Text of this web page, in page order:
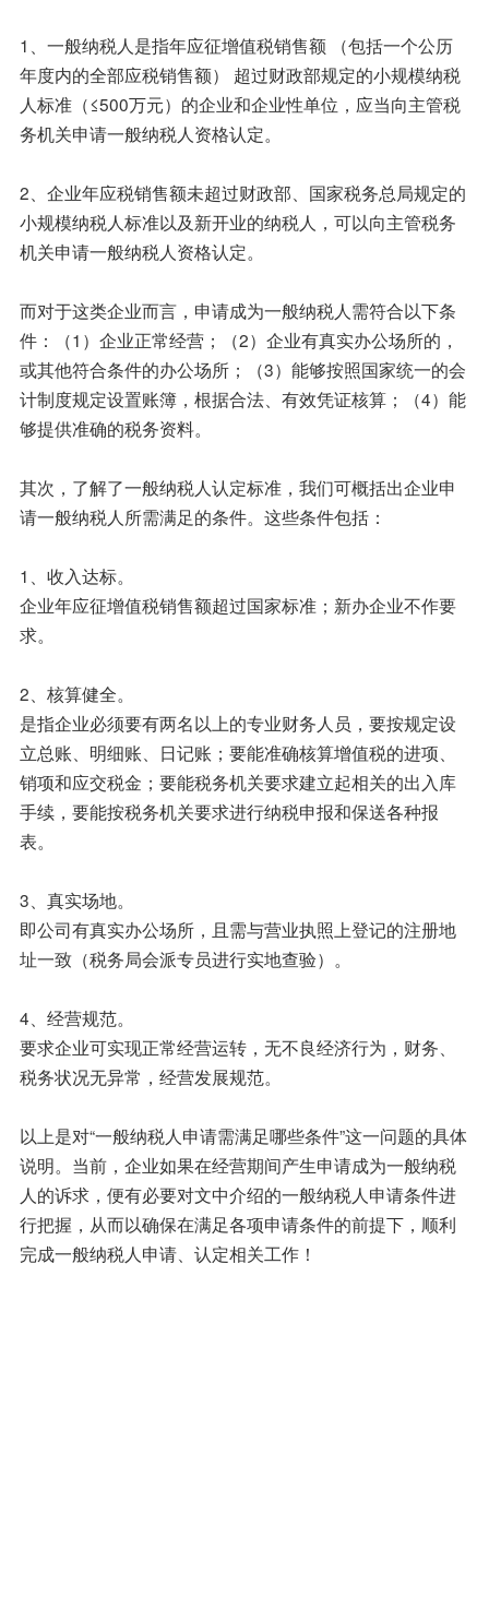
1、一般纳税人是指年应征增值税销售额 （包括一个公历
年度内的全部应税销售额） 超过财政部规定的小规模纳税
人标准（≤500万元）的企业和企业性单位，应当向主管税
务机关申请一般纳税人资格认定。
2、企业年应税销售额未超过财政部、国家税务总局规定的
小规模纳税人标准以及新开业的纳税人，可以向主管税务
机关申请一般纳税人资格认定。
而对于这类企业而言，申请成为一般纳税人需符合以下条
件：（1）企业正常经营；（2）企业有真实办公场所的，
或其他符合条件的办公场所；（3）能够按照国家统一的会
计制度规定设置账簿，根据合法、有效凭证核算；（4）能
够提供准确的税务资料。
其次，了解了一般纳税人认定标准，我们可概括出企业申
请一般纳税人所需满足的条件。这些条件包括：
1、收入达标。
企业年应征增值税销售额超过国家标准；新办企业不作要
求。
2、核算健全。
是指企业必须要有两名以上的专业财务人员，要按规定设
立总账、明细账、日记账；要能准确核算增值税的进项、
销项和应交税金；要能税务机关要求建立起相关的出入库
手续，要能按税务机关要求进行纳税申报和保送各种报
表。
3、真实场地。
即公司有真实办公场所，且需与营业执照上登记的注册地
址一致（税务局会派专员进行实地查验）。
4、经营规范。
要求企业可实现正常经营运转，无不良经济行为，财务、
税务状况无异常，经营发展规范。
以上是对“一般纳税人申请需满足哪些条件”这一问题的具体
说明。当前，企业如果在经营期间产生申请成为一般纳税
人的诉求，便有必要对文中介绍的一般纳税人申请条件进
行把握，从而以确保在满足各项申请条件的前提下，顺利
完成一般纳税人申请、认定相关工作！